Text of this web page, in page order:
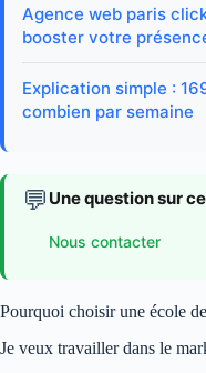
Agence web paris
booster votre
Explication simple :
combien par semaine
💬 Une question sur
Nous contacter
Pourquoi choisir une école
Je veux travailler dans le